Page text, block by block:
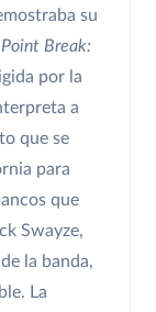
su
Point Break:
por la
a
que se
para
que
Swayze,
la banda,
La